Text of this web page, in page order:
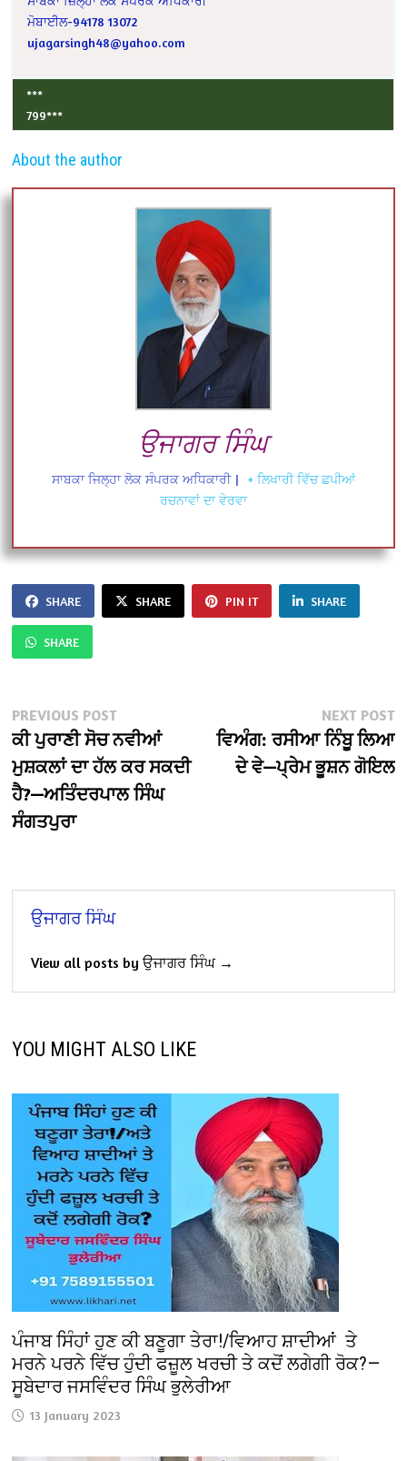
ਮੋਬਾਈਲ-94178 13072
ujagarsingh48@yahoo.com
***
799***
About the author
ਉਜਾਗਰ ਸਿੰਘ
ਸਾਬਕਾ ਜਿਲ੍ਹਾ ਲੋਕ ਸੰਪਰਕ ਅਧਿਕਾਰੀ |
+ ਲਿਖਾਰੀ ਵਿੱਚ ਛਪੀਆਂ
ਰਚਨਾਵਾਂ ਦਾ ਵੇਰਵਾ
SHARE SHARE PIN IT SHARE
SHARE
Post
navigation
PREVIOUS POSTPrevious
post:
ਕੀ ਪੁਰਾਣੀ ਸੋਚ ਨਵੀਆਂ
ਮੁਸ਼ਕਲਾਂ ਦਾ ਹੱਲ ਕਰ ਸਕਦੀ
ਹੈ?—ਅਤਿੰਦਰਪਾਲ ਸਿੰਘ
ਸੰਗਤਪੁਰਾ
NEXT POST
ਵਿਅੰਗ: ਰਸੀਆ ਨਿੰਬੂ ਲਿਆ
ਦੇ ਵੇ—ਪ੍ਰੇਮ ਭੂਸ਼ਨ ਗੋਇਲ
ਉਜਾਗਰ ਸਿੰਘ
View all posts by ਉਜਾਗਰ ਸਿੰਘ →
YOU MIGHT ALSO LIKE
ਪੰਜਾਬ ਸਿੰਹਾਂ ਹੁਣ ਕੀ ਬਣੂਗਾ ਤੇਰਾ!/ਵਿਆਹ ਸ਼ਾਦੀਆਂ ਤੇ
ਮਰਨੇ ਪਰਨੇ ਵਿੱਚ ਹੁੰਦੀ ਫਜ਼ੂਲ ਖਰਚੀ ਤੇ ਕਦੋਂ ਲਗੇਗੀ ਰੋਕ?—
ਸੂਬੇਦਾਰ ਜਸਵਿੰਦਰ ਸਿੰਘ ਭੁਲੇਰੀਆ
13 January 2023